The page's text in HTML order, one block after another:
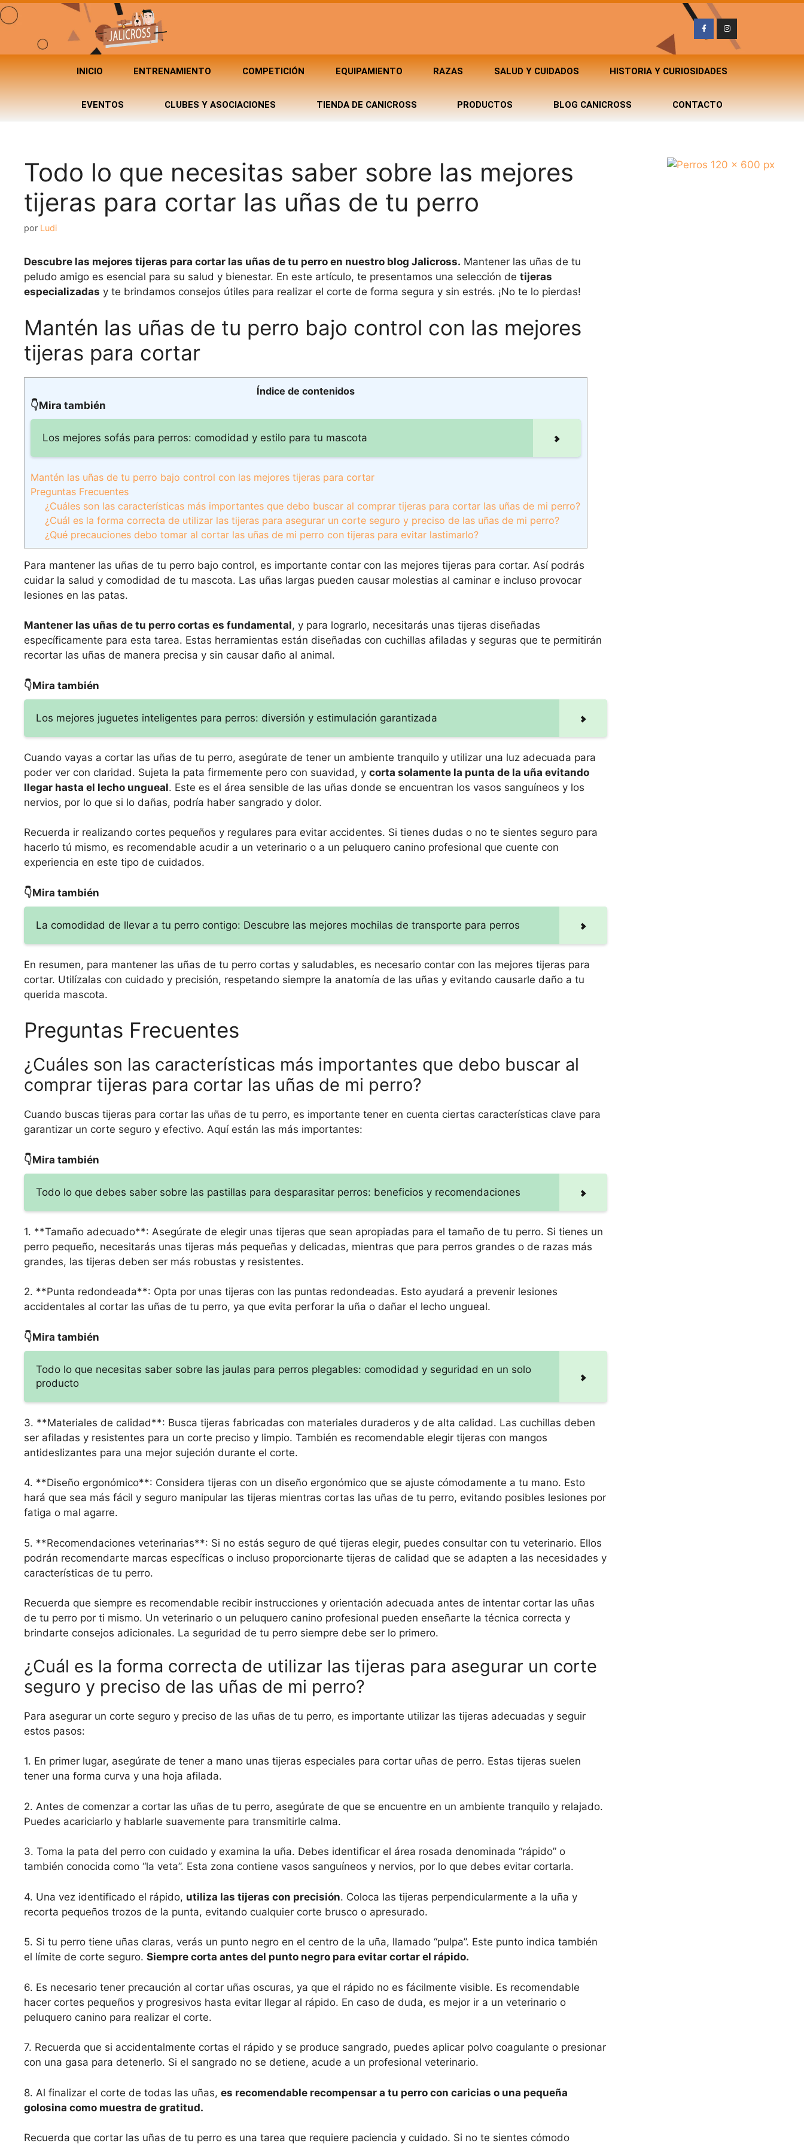
INICIO ENTRENAMIENTO COMPETICIÓN EQUIPAMIENTO RAZAS SALUD Y CUIDADOS HISTORIA Y CURIOSIDADES
EVENTOS CLUBES Y ASOCIACIONES TIENDA DE CANICROSS PRODUCTOS BLOG CANICROSS CONTACTO
Todo lo que necesitas saber sobre las mejores
tijeras para cortar las uñas de tu perro
por Ludi
Descubre las mejores tijeras para cortar las uñas de tu perro en nuestro blog Jalicross. Mantener las uñas de tu
peludo amigo es esencial para su salud y bienestar. En este artículo, te presentamos una selección de tijeras
especializadas y te brindamos consejos útiles para realizar el corte de forma segura y sin estrés. ¡No te lo pierdas!
Mantén las uñas de tu perro bajo control con las mejores
tijeras para cortar
Índice de contenidos
👇Mira también
Los mejores sofás para perros: comodidad y estilo para tu mascota
Mantén las uñas de tu perro bajo control con las mejores tijeras para cortar
Preguntas Frecuentes
¿Cuáles son las características más importantes que debo buscar al comprar tijeras para cortar las uñas de mi perro?
¿Cuál es la forma correcta de utilizar las tijeras para asegurar un corte seguro y preciso de las uñas de mi perro?
¿Qué precauciones debo tomar al cortar las uñas de mi perro con tijeras para evitar lastimarlo?
Para mantener las uñas de tu perro bajo control, es importante contar con las mejores tijeras para cortar. Así podrás
cuidar la salud y comodidad de tu mascota. Las uñas largas pueden causar molestias al caminar e incluso provocar
lesiones en las patas.
Mantener las uñas de tu perro cortas es fundamental, y para lograrlo, necesitarás unas tijeras diseñadas
específicamente para esta tarea. Estas herramientas están diseñadas con cuchillas afiladas y seguras que te permitirán
recortar las uñas de manera precisa y sin causar daño al animal.
👇Mira también
Los mejores juguetes inteligentes para perros: diversión y estimulación garantizada
Cuando vayas a cortar las uñas de tu perro, asegúrate de tener un ambiente tranquilo y utilizar una luz adecuada para
poder ver con claridad. Sujeta la pata firmemente pero con suavidad, y corta solamente la punta de la uña evitando
llegar hasta el lecho ungueal. Este es el área sensible de las uñas donde se encuentran los vasos sanguíneos y los
nervios, por lo que si lo dañas, podría haber sangrado y dolor.
Recuerda ir realizando cortes pequeños y regulares para evitar accidentes. Si tienes dudas o no te sientes seguro para
hacerlo tú mismo, es recomendable acudir a un veterinario o a un peluquero canino profesional que cuente con
experiencia en este tipo de cuidados.
👇Mira también
La comodidad de llevar a tu perro contigo: Descubre las mejores mochilas de transporte para perros
En resumen, para mantener las uñas de tu perro cortas y saludables, es necesario contar con las mejores tijeras para
cortar. Utilízalas con cuidado y precisión, respetando siempre la anatomía de las uñas y evitando causarle daño a tu
querida mascota.
Preguntas Frecuentes
¿Cuáles son las características más importantes que debo buscar al
comprar tijeras para cortar las uñas de mi perro?
Cuando buscas tijeras para cortar las uñas de tu perro, es importante tener en cuenta ciertas características clave para
garantizar un corte seguro y efectivo. Aquí están las más importantes:
👇Mira también
Todo lo que debes saber sobre las pastillas para desparasitar perros: beneficios y recomendaciones
1. **Tamaño adecuado**: Asegúrate de elegir unas tijeras que sean apropiadas para el tamaño de tu perro. Si tienes un
perro pequeño, necesitarás unas tijeras más pequeñas y delicadas, mientras que para perros grandes o de razas más
grandes, las tijeras deben ser más robustas y resistentes.
2. **Punta redondeada**: Opta por unas tijeras con las puntas redondeadas. Esto ayudará a prevenir lesiones
accidentales al cortar las uñas de tu perro, ya que evita perforar la uña o dañar el lecho ungueal.
👇Mira también
Todo lo que necesitas saber sobre las jaulas para perros plegables: comodidad y seguridad en un solo
producto
3. **Materiales de calidad**: Busca tijeras fabricadas con materiales duraderos y de alta calidad. Las cuchillas deben
ser afiladas y resistentes para un corte preciso y limpio. También es recomendable elegir tijeras con mangos
antideslizantes para una mejor sujeción durante el corte.
4. **Diseño ergonómico**: Considera tijeras con un diseño ergonómico que se ajuste cómodamente a tu mano. Esto
hará que sea más fácil y seguro manipular las tijeras mientras cortas las uñas de tu perro, evitando posibles lesiones por
fatiga o mal agarre.
5. **Recomendaciones veterinarias**: Si no estás seguro de qué tijeras elegir, puedes consultar con tu veterinario. Ellos
podrán recomendarte marcas específicas o incluso proporcionarte tijeras de calidad que se adapten a las necesidades y
características de tu perro.
Recuerda que siempre es recomendable recibir instrucciones y orientación adecuada antes de intentar cortar las uñas
de tu perro por ti mismo. Un veterinario o un peluquero canino profesional pueden enseñarte la técnica correcta y
brindarte consejos adicionales. La seguridad de tu perro siempre debe ser lo primero.
¿Cuál es la forma correcta de utilizar las tijeras para asegurar un corte
seguro y preciso de las uñas de mi perro?
Para asegurar un corte seguro y preciso de las uñas de tu perro, es importante utilizar las tijeras adecuadas y seguir
estos pasos:
1. En primer lugar, asegúrate de tener a mano unas tijeras especiales para cortar uñas de perro. Estas tijeras suelen
tener una forma curva y una hoja afilada.
2. Antes de comenzar a cortar las uñas de tu perro, asegúrate de que se encuentre en un ambiente tranquilo y relajado.
Puedes acariciarlo y hablarle suavemente para transmitirle calma.
3. Toma la pata del perro con cuidado y examina la uña. Debes identificar el área rosada denominada “rápido” o
también conocida como “la veta”. Esta zona contiene vasos sanguíneos y nervios, por lo que debes evitar cortarla.
4. Una vez identificado el rápido, utiliza las tijeras con precisión. Coloca las tijeras perpendicularmente a la uña y
recorta pequeños trozos de la punta, evitando cualquier corte brusco o apresurado.
5. Si tu perro tiene uñas claras, verás un punto negro en el centro de la uña, llamado “pulpa”. Este punto indica también
el límite de corte seguro. Siempre corta antes del punto negro para evitar cortar el rápido.
6. Es necesario tener precaución al cortar uñas oscuras, ya que el rápido no es fácilmente visible. Es recomendable
hacer cortes pequeños y progresivos hasta evitar llegar al rápido. En caso de duda, es mejor ir a un veterinario o
peluquero canino para realizar el corte.
7. Recuerda que si accidentalmente cortas el rápido y se produce sangrado, puedes aplicar polvo coagulante o presionar
con una gasa para detenerlo. Si el sangrado no se detiene, acude a un profesional veterinario.
8. Al finalizar el corte de todas las uñas, es recomendable recompensar a tu perro con caricias o una pequeña
golosina como muestra de gratitud.
Recuerda que cortar las uñas de tu perro es una tarea que requiere paciencia y cuidado. Si no te sientes cómodo